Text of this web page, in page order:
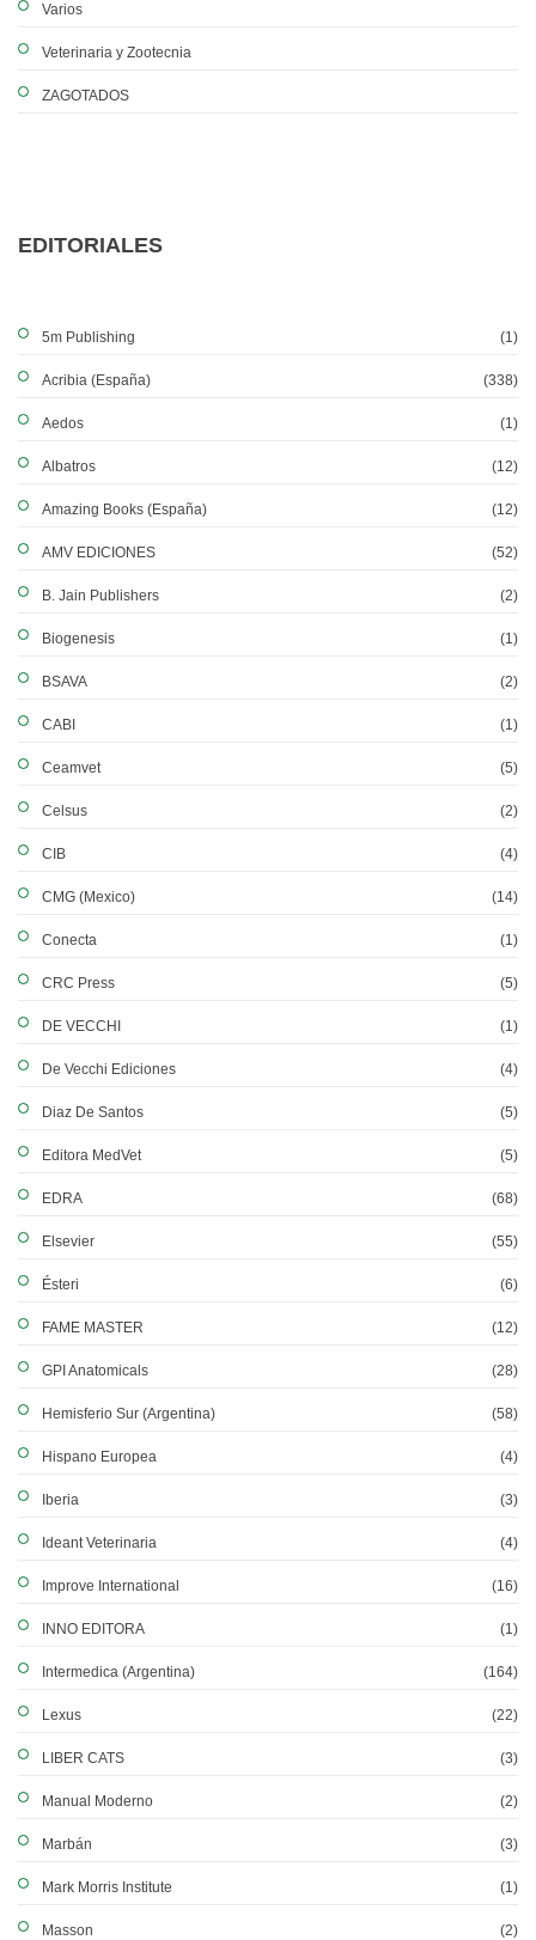
Varios
Veterinaria y Zootecnia
ZAGOTADOS
EDITORIALES
5m Publishing (1)
Acribia (España) (338)
Aedos (1)
Albatros (12)
Amazing Books (España) (12)
AMV EDICIONES (52)
B. Jain Publishers (2)
Biogenesis (1)
BSAVA (2)
CABI (1)
Ceamvet (5)
Celsus (2)
CIB (4)
CMG (Mexico) (14)
Conecta (1)
CRC Press (5)
DE VECCHI (1)
De Vecchi Ediciones (4)
Diaz De Santos (5)
Editora MedVet (5)
EDRA (68)
Elsevier (55)
Ésteri (6)
FAME MASTER (12)
GPI Anatomicals (28)
Hemisferio Sur (Argentina) (58)
Hispano Europea (4)
Iberia (3)
Ideant Veterinaria (4)
Improve International (16)
INNO EDITORA (1)
Intermedica (Argentina) (164)
Lexus (22)
LIBER CATS (3)
Manual Moderno (2)
Marbán (3)
Mark Morris Institute (1)
Masson (2)